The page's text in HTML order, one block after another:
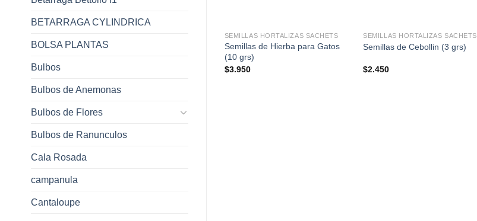
BETARRAGA CYLINDRICA
BOLSA PLANTAS
Bulbos
Bulbos de Anemonas
Bulbos de Flores
Bulbos de Ranunculos
Cala Rosada
campanula
Cantaloupe
SEMILLAS HORTALIZAS SACHETS
Semillas de Hierba para Gatos
(10 grs)
$3.950
SEMILLAS HORTALIZAS SACHETS
Semillas de Cebollin (3 grs)
$2.450
(1 gr) Semillas de Alcaparras (0.5 gr)